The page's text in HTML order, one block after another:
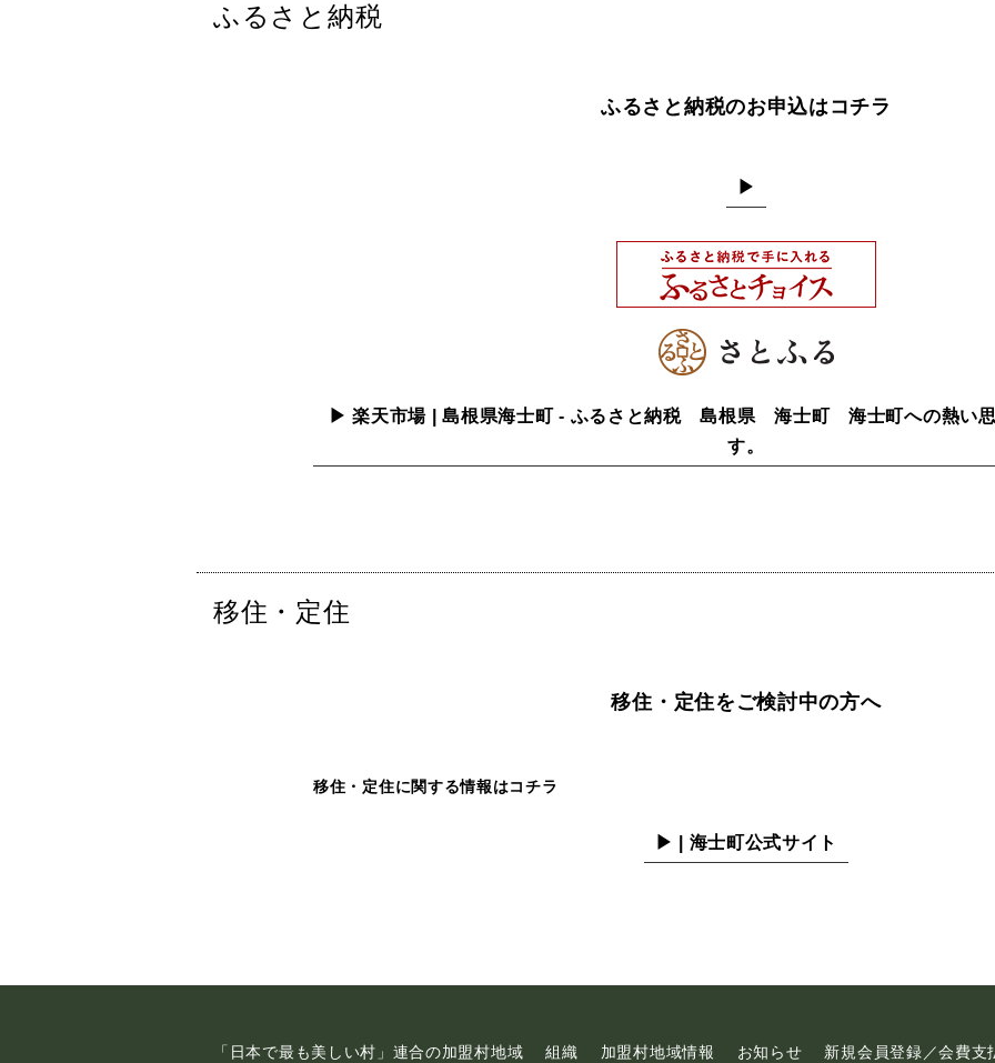
ふるさと納税
ふるさと納税のお申込はコチラ
▶
▶ 楽天市場 | 島根県海士町 - ふるさと納税 島根県 海士町 海士町への熱い思
す。
移住・定住
移住・定住をご検討中の方へ
移住・定住に関する情報はコチラ
▶ | 海士町公式サイト
「日本で最も美しい村」連合の加盟村地域 組織 加盟村地域情報 お知らせ 新規会員登録／会費支